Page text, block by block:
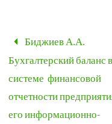
Биджиев А.А.
Бухгалтерский баланс в
системе финансовой
отчетности
его информационно-